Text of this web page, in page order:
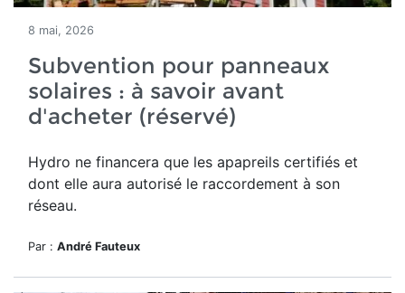
8 mai, 2026
Subvention pour panneaux
solaires : à savoir avant
d'acheter (réservé)
Hydro ne financera que les apapreils certifiés et
dont elle aura autorisé le raccordement à son
réseau.
Par : André Fauteux